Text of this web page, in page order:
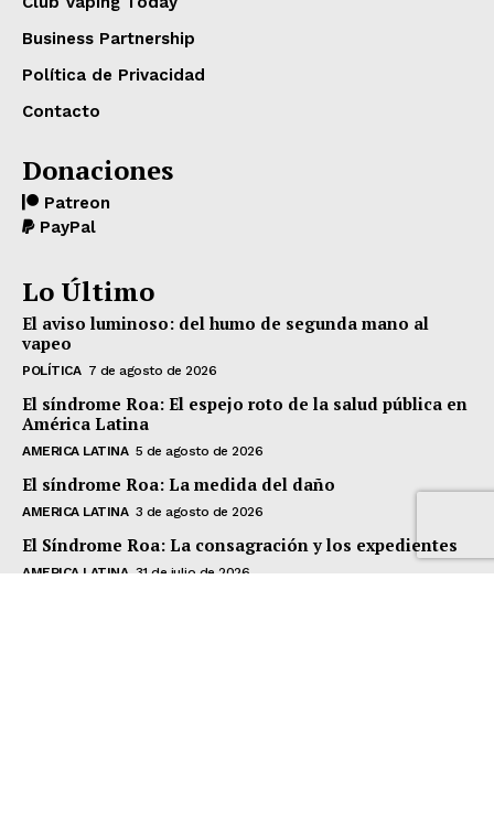
Business Partnership
Política de Privacidad
Contacto
Donaciones
Patreon
PayPal
Lo Último
El aviso luminoso: del humo de segunda mano al
vapeo
POLÍTICA 7 de agosto de 2026
El síndrome Roa: El espejo roto de la salud pública en
América Latina
AMERICA LATINA 5 de agosto de 2026
El síndrome Roa: La medida del daño
AMERICA LATINA 3 de agosto de 2026
El Síndrome Roa: La consagración y los expedientes
AMERICA LATINA 31 de julio de 2026